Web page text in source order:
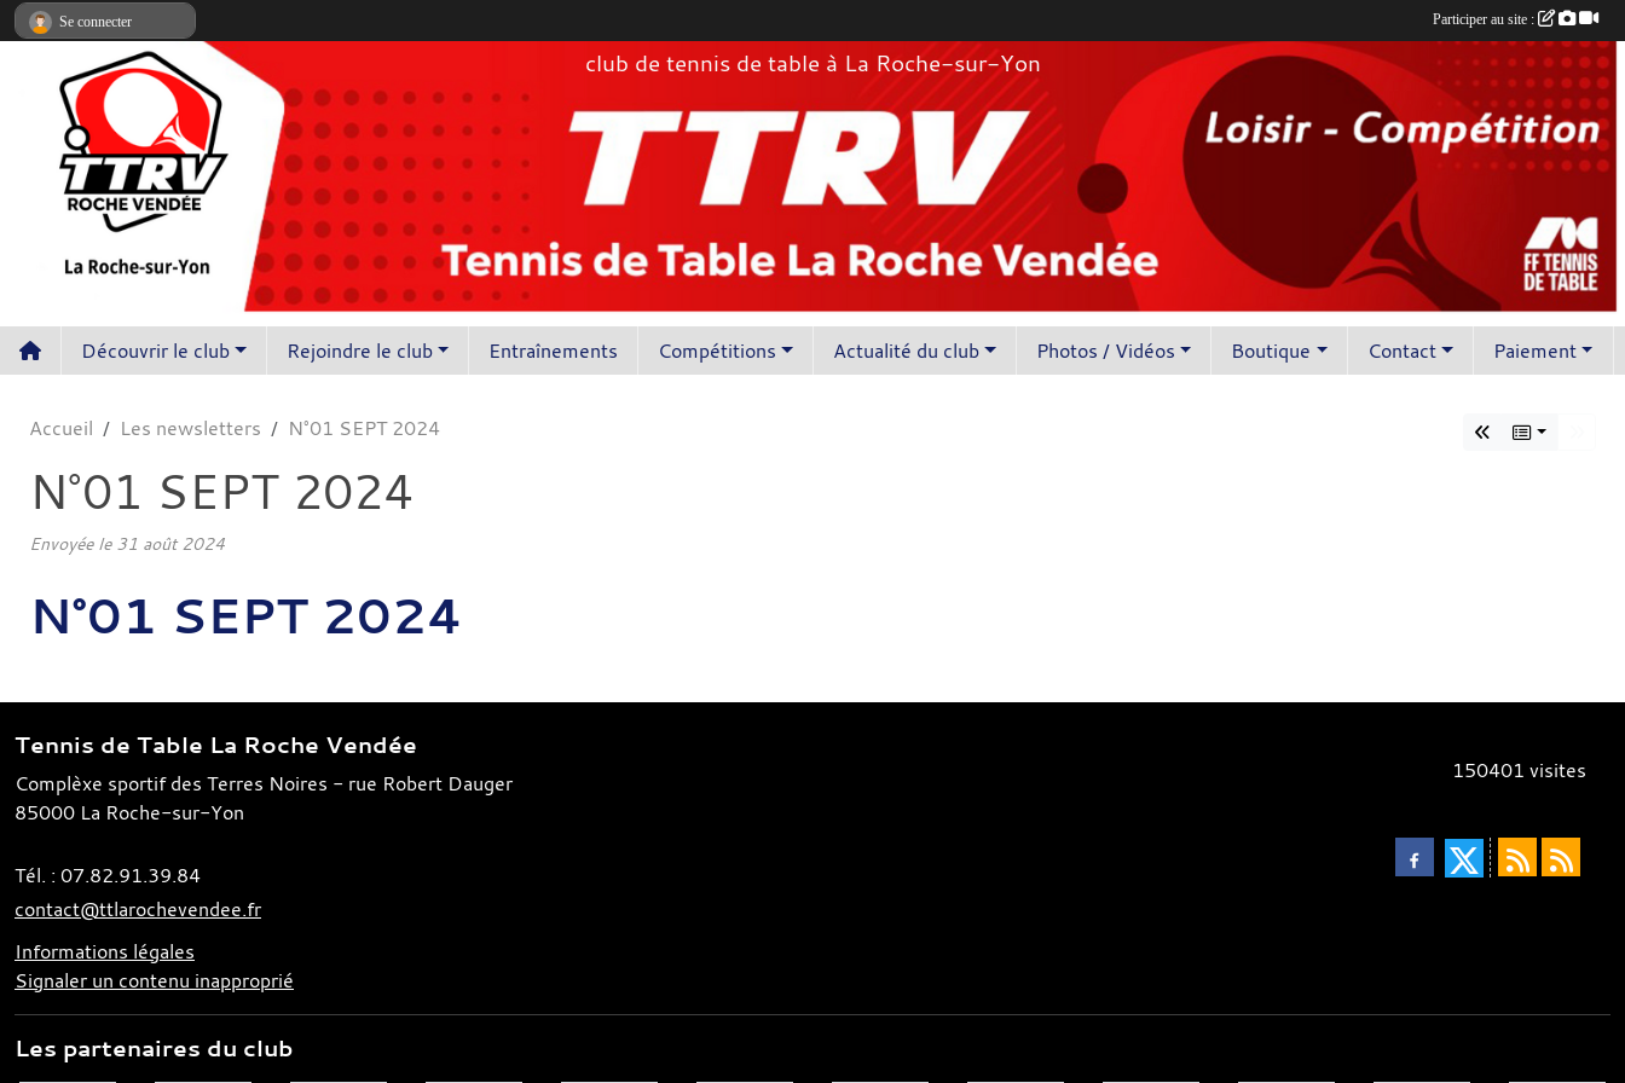
club de tennis de table à La Roche-sur-Yon
Découvrir le club Rejoindre le club Entraînements Compétitions Actualité du club Photos / Vidéos Boutique Contact Paiement
Accueil Les newsletters N°01 SEPT 2024
N°01 SEPT 2024
Envoyée le 31 août 2024
N°01 SEPT 2024
Tennis de Table La Roche Vendée
Complèxe sportif des Terres Noires - rue Robert Dauger
85000 La Roche-sur-Yon
Tél. : 07.82.91.39.84
contact@ttlarochevendee.fr
Informations légales
Signaler un contenu inapproprié
150401 visites
Les partenaires du club
Se connecter Participer au site :
Panneau de gestion des cookies